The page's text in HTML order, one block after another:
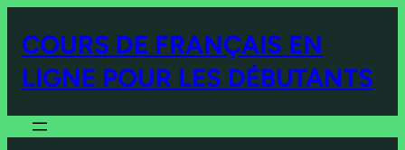
COURS DE FRANÇAIS EN
LIGNE POUR LES DÉBUTANTS